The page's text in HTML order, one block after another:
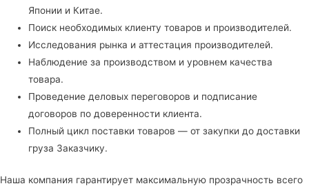
Японии и Китае.
Поиск необходимых клиенту товаров и производителей.
Исследования рынка и аттестация производителей.
Наблюдение за производством и уровнем качества
товара.
Проведение деловых переговоров и подписание
договоров по доверенности клиента.
Полный цикл поставки товаров — от закупки до доставки
груза Заказчику.
Наша компания гарантирует максимальную прозрачность всего